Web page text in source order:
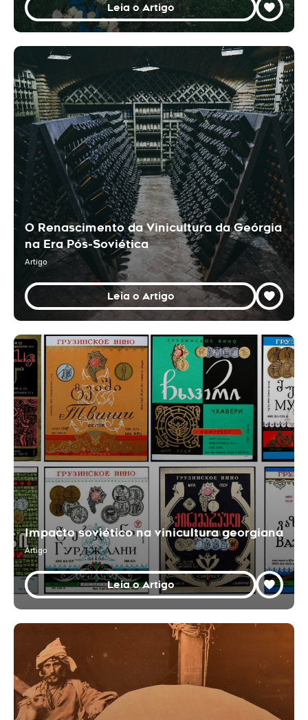
Leia o Artigo
O Renascimento da Vinicultura da Geórgia
na Era Pós‑Soviética
Artigo
Leia o Artigo
Impacto soviético na vinicultura georgiana
Artigo
Leia o Artigo